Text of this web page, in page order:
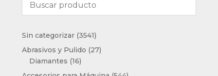
Sin categorizar 35413541
productos
Abrasivos y Pulido 2727
Diamantes 1616
productos